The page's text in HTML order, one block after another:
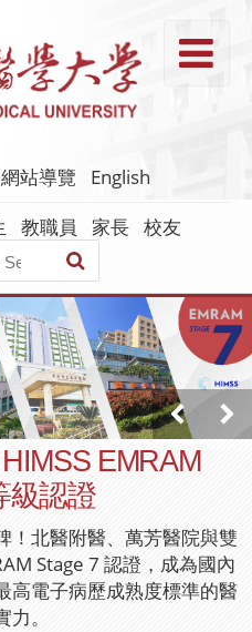
網站導覽
English
教職員 家長 校友
EMRAM
級認證
！北醫附醫、萬芳醫院與雙
Stage 7 認證，成為國內
高電子病歷成熟度標準的醫
。